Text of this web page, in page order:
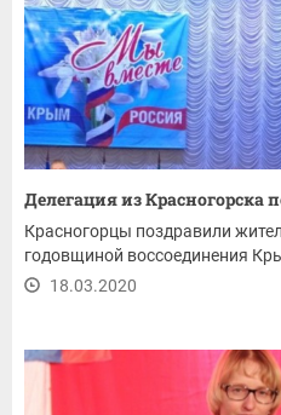
Делегация из Красногорска
Красногорцы поздравили
годовщиной воссоединения
18.03.2020